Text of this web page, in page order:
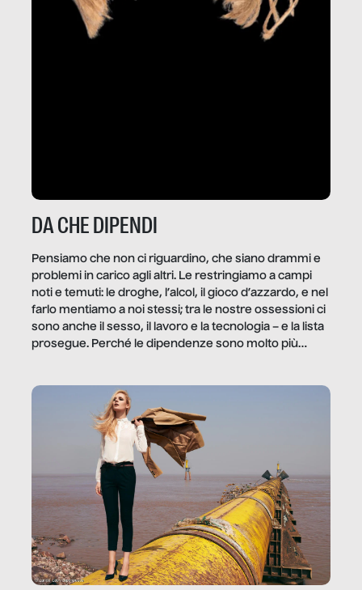
DA CHE DIPENDI
Pensiamo che non ci riguardino, che siano drammi e
problemi in carico agli altri. Le restringiamo a campi
noti e temuti: le droghe, l’alcol, il gioco d’azzardo, e nel
farlo mentiamo a noi stessi; tra le nostre ossessioni ci
sono anche il sesso, il lavoro e la tecnologia – e la lista
prosegue. Perché le dipendenze sono molto più
trae un guadagno. In questo reportage vediamo
quale e come.